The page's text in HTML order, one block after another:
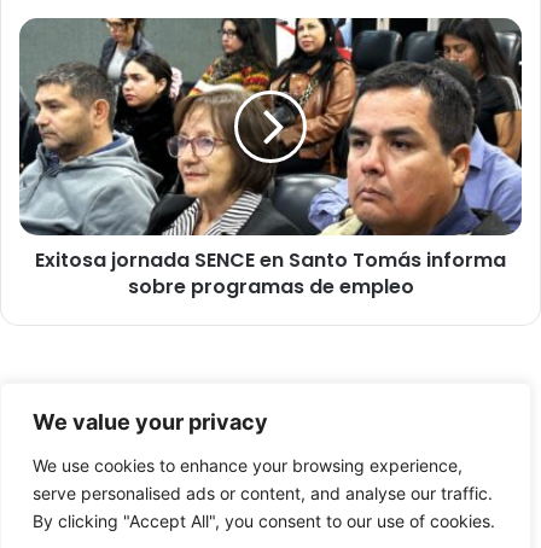
We value your privacy
We use cookies to enhance your browsing experience,
serve personalised ads or content, and analyse our traffic.
By clicking "Accept All", you consent to our use of cookies.
o
q
u
l
m
e
o
E
t
o
a
j
o
Exitosa jornada SENCE en Santo Tomás informa
sobre programas de empleo
Nosotros
Facebook
X YouTube